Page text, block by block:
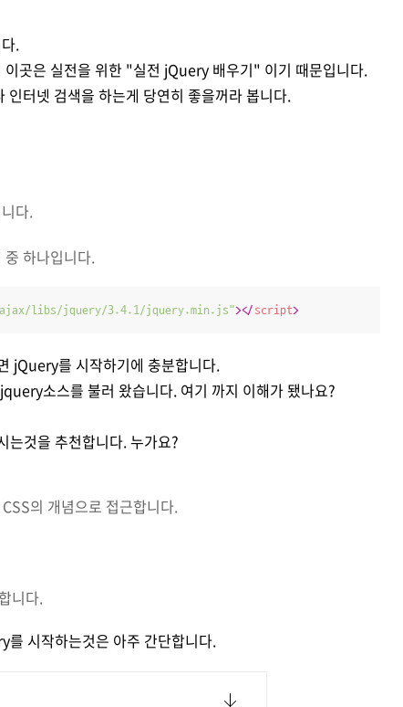
.
곳은 실전을 위한 "실전 jQuery 배우기" 이기 때문입니다.
터넷 검색을 하는게 당연히 좋을꺼라 봅니다.
다.
하나입니다.
libs/jquery/3.4.1/jquery.min.js"></ script>
jQuery를 시작하기에 충분합니다.
소스를 불러 왔습니다. 여기 까지 이해가 됐나요?
것을 추천합니다. 누가요?
의 개념으로 접근합니다.
니다.
시작하는것은 아주 간단합니다.